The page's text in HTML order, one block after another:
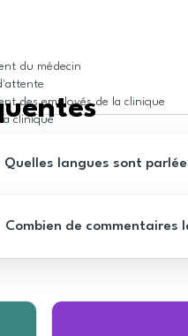
du médecin
des employés de la clinique
clinique
Quelles langues sont
Combien de commentaires